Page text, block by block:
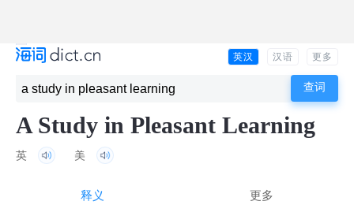
英汉 汉语 更多
A Study in Pleasant Learning
英 美
释义 更多